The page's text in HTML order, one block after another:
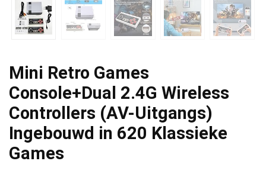
Mini Retro Games
Console+Dual 2.4G Wireless
Controllers (AV-Uitgangs)
Ingebouwd in 620 Klassieke
Games